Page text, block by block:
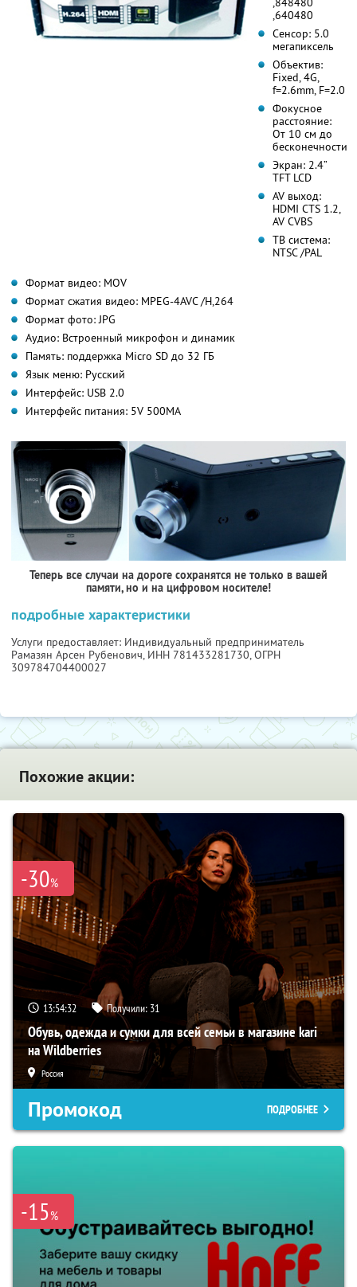
,640480
Сенсор: 5.0
мегапиксель
Объектив:
Fixed, 4G,
f=2.6mm, F=2.0
Фокусное
расстояние:
От 10 см до
бесконечности
Экран: 2.4”
TFT LCD
AV выход:
HDMI CTS 1.2,
AV CVBS
ТВ система:
NTSC /PAL
Формат видео: MOV
Формат сжатия видео: MPEG-4AVC /H,264
Формат фото: JPG
Аудио: Встроенный микрофон и динамик
Память: поддержка Micro SD до 32 ГБ
Язык меню: Русский
Интерфейс: USB 2.0
Интерфейс питания: 5V 500MA
Теперь все случаи на дороге сохранятся не только в вашей
памяти, но и на цифровом носителе!
подробные характеристики
Услуги предоставляет: Индивидуальный предприниматель
Рамазян Арсен Рубенович, ИНН 781433281730, ОГРН
309784704400027
Похожие акции:
-30%
13:54:31 Получили: 31
Обувь, одежда и сумки для всей семьи в магазине kari
на Wildberries
Россия
Промокод ПОДРОБНЕЕ
-15%